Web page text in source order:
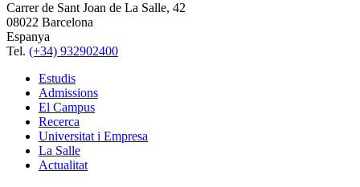
Carrer de Sant Joan de La Salle, 42
08022 Barcelona
Espanya
Tel. (+34) 932902400
Estudis
Admissions
El Campus
Recerca
Universitat i Empresa
La Salle
Actualitat